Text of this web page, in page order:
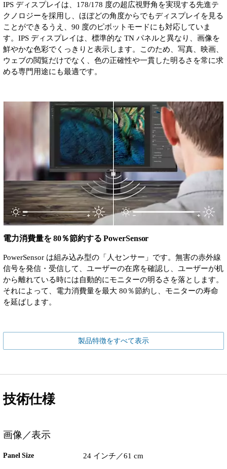
IPS ディスプレイは、178/178 度の超広視野角を実現する先進テ
クノロジーを採用し、ほぼどの角度からでもディスプレイを見る
ことができるうえ、90 度のピボットモードにも対応していま
す。IPS ディスプレイは、標準的な TN パネルと異なり、画像を
鮮やかな色彩でくっきりと表示します。このため、写真、映画、
ウェブの閲覧だけでなく、色の正確性や一貫した明るさを常に求
める専門用途にも最適です。
電力消費量を 80％節約する PowerSensor
PowerSensor は組み込み型の「人センサー」です。無害の赤外線
信号を発信・受信して、ユーザーの在席を確認し、ユーザーが机
から離れている時には自動的にモニターの明るさを落とします。
それによって、電力消費量を最大 80％節約し、モニターの寿命
を延ばします。
製品特徴をすべて表示
技術仕様
画像／表示
Panel Size 24 インチ／61 cm